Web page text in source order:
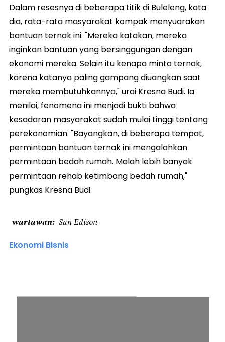
Dalam resesnya di beberapa titik di Buleleng, kata
dia, rata-rata masyarakat kompak menyuarakan
bantuan ternak ini. "Mereka katakan, mereka
inginkan bantuan yang bersinggungan dengan
ekonomi mereka. Selain itu kenapa minta ternak,
karena katanya paling gampang diuangkan saat
mereka membutuhkannya," urai Kresna Budi. Ia
menilai, fenomena ini menjadi bukti bahwa
kesadaran masyarakat sudah mulai tinggi tentang
perekonomian. "Bayangkan, di beberapa tempat,
permintaan bantuan ternak ini mengalahkan
permintaan bedah rumah. Malah lebih banyak
permintaan rehab ketimbang bedah rumah,"
pungkas Kresna Budi.
wartawan San Edison
Ekonomi Bisnis